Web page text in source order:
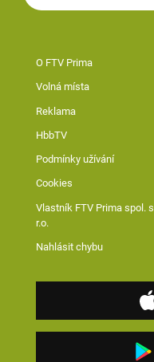
O FTV Prima
Volná místa
Reklama
HbbTV
Podmínky užívání
Cookies
Vlastník FTV Prima spol. s
r.o.
Nahlásit chybu